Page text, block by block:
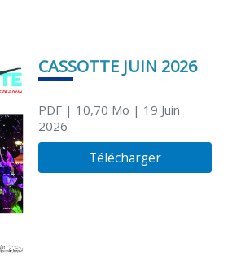
CASSOTTE JUIN 2026
PDF| 10,70 Mo | 19 Juin
2026
Télécharger